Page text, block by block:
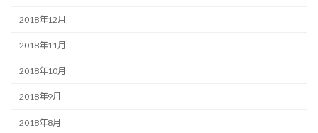
2018年12月
2018年11月
2018年10月
2018年9月
2018年8月